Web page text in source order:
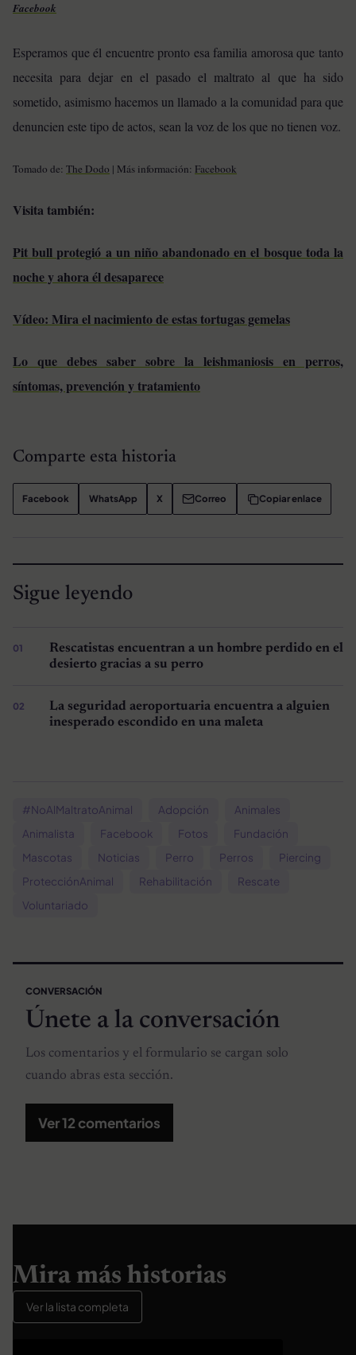
Facebook
Esperamos que él encuentre pronto esa familia amorosa que tanto
necesita para dejar en el pasado el maltrato al que ha sido
sometido, asimismo hacemos un llamado a la comunidad para que
denuncien este tipo de actos, sean la voz de los que no tienen voz.
Tomado de: The Dodo | Más información: Facebook
Visita también:
Pit bull protegió a un niño abandonado en el bosque toda la
noche y ahora él desaparece
Vídeo: Mira el nacimiento de estas tortugas gemelas
Lo que debes saber sobre la leishmaniosis en perros,
síntomas, prevención y tratamiento
Comparte esta historia
Facebook WhatsApp X Correo Copiar enlace
Sigue leyendo
Rescatistas encuentran a un hombre perdido en el
desierto gracias a su perro
La seguridad aeroportuaria encuentra a alguien
inesperado escondido en una maleta
#NoAlMaltratoAnimal Adopción
Animales
Animalista
Facebook Fotos
Fundación
Mascotas
Noticias Perro Perros
Piercing
ProtecciónAnimal
Rehabilitación
Rescate
Voluntariado
CONVERSACIÓN
Únete a la conversación
Los comentarios y el formulario se cargan solo
cuando abras esta sección.
Ver 12 comentarios
Mira más historias
Ver la lista completa